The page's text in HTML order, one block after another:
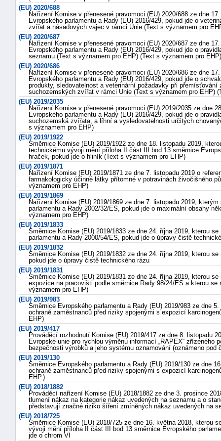
(EU) 2020/688
Nařízení Komise v přenesené pravomoci (EU) 2020/688 ze dne
Evropského parlamentu a Rady (EU) 2016/429, pokud jde o
zvířat a násadových vajec v rámci Unie (Text s významem pro
(EU) 2020/687
Nařízení Komise v přenesené pravomoci (EU) 2020/687 ze dne
Evropského parlamentu a Rady (EU) 2016/429, pokud jde o
seznamu (Text s významem pro EHP) (Text s významem pro EHP)
(EU) 2020/686
Nařízení Komise v přenesené pravomoci (EU) 2020/686 ze dne
Evropského parlamentu a Rady (EU) 2016/429, pokud jde o
produkty, sledovatelnost a veterinární požadavky při
suchozemských zvířat v rámci Unie (Text s významem pro EHP)
(EU) 2019/2035
Nařízení Komise v přenesené pravomoci (EU) 2019/2035 ze dne
Evropského parlamentu a Rady (EU) 2016/429, pokud jde o
suchozemská zvířata, a líhní a vysledovatelnosti určitých
s významem pro EHP)
(EU) 2019/1922
Směrnice Komise (EU) 2019/1922 ze dne 18. listopadu 2019,
technickému vývoji mění příloha II část III bod 13 směrnice
hraček, pokud jde o hliník (Text s významem pro EHP)
(EU) 2019/1871
Nařízení Komise (EU) 2019/1871 ze dne 7. listopadu 2019 o
farmakologicky účinné látky přítomné v potravinách živočišného
významem pro EHP)
(EU) 2019/1869
Nařízení Komise (EU) 2019/1869 ze dne 7. listopadu 2019,
parlamentu a Rady 2002/32/ES, pokud jde o maximální obsahy
významem pro EHP)
(EU) 2019/1833
Směrnice Komise (EU) 2019/1833 ze dne 24. října 2019, kterou
parlamentu a Rady 2000/54/ES, pokud jde o úpravy čistě
(EU) 2019/1832
Směrnice Komise (EU) 2019/1832 ze dne 24. října 2019, kterou
pokud jde o úpravy čistě technického rázu
(EU) 2019/1831
Směrnice Komise (EU) 2019/1831 ze dne 24. října 2019, kterou
expozice na pracovišti podle směrnice Rady 98/24/ES a kterou
významem pro EHP)
(EU) 2019/983
Směrnice Evropského parlamentu a Rady (EU) 2019/983 ze dne
ochraně zaměstnanců před riziky spojenými s expozicí
EHP)
(EU) 2019/417
Prováděcí rozhodnutí Komise (EU) 2019/417 ze dne 8. listopadu
Evropské unie pro rychlou výměnu informací „RAPEX“ zřízeného
bezpečnosti výrobků a jeho systému oznamování (oznámeno pod
(EU) 2019/130
Směrnice Evropského parlamentu a Rady (EU) 2019/130 ze dne
ochraně zaměstnanců před riziky spojenými s expozicí
EHP.)
(EU) 2018/1882
Prováděcí nařízení Komise (EU) 2018/1882 ze dne 3. prosince
tlumení nákaz na kategorie nákaz uvedených na seznamu a o
představují značné riziko šíření zmíněných nákaz uvedených na
(EU) 2018/725
Směrnice Komise (EU) 2018/725 ze dne 16. května 2018, kterou
vývoji mění příloha II část III bod 13 směrnice Evropského
jde o chrom VI
-
"náhradě
škod"